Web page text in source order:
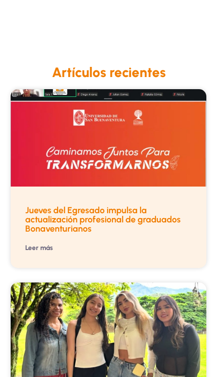
Artículos recientes
Jueves del Egresado impulsa la
actualización profesional de graduados
Bonaventurianos
Leer más